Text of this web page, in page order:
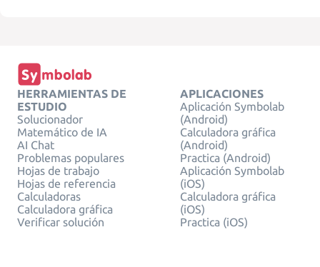
HERRAMIENTAS DE
ESTUDIO
Solucionador
Matemático de IA
AI Chat
Problemas populares
Hojas de trabajo
Hojas de referencia
Calculadoras
Calculadora gráfica
Verificar solución
APLICACIONES
Aplicación Symbolab
(Android)
Calculadora gráfica
(Android)
Practica (Android)
Aplicación Symbolab
(iOS)
Calculadora gráfica
(iOS)
Practica (iOS)